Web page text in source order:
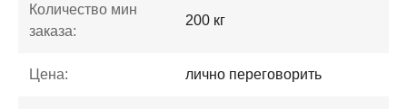
Количество мин
заказа:
200 кг
Цена: лично переговорить